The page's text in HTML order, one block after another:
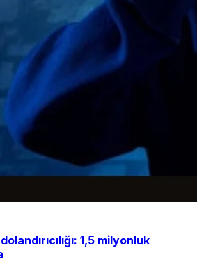
1,5 milyonluk